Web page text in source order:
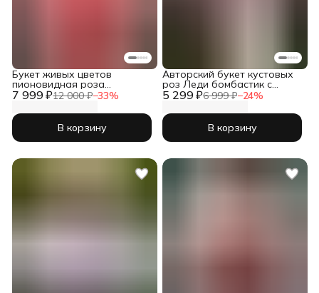
7 999 ₽12 000 ₽−33%
Букет живых цветов
пионовидная роза
Мандарин Экспрешн
В корзину
5 299 ₽6 999 ₽−24%
Авторский букет кустовых
роз Леди бомбастик с
гортензиями
В корзину